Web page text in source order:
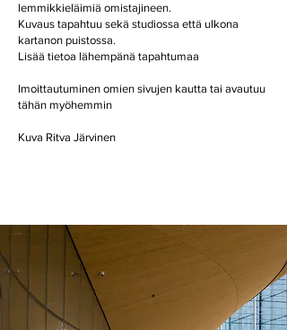
lemmikkieläimiä omistajineen.
Kuvaus tapahtuu sekä studiossa että ulkona
kartanon puistossa.
Lisää tietoa lähempänä tapahtumaa
lmoittautuminen omien sivujen kautta tai avautuu
tähän myöhemmin
Kuva Ritva Järvinen